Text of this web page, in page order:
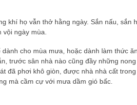
khí họ vẫn thở hằng ngày. Sắn nấu, sắn
ngày mùa.
cho mùa mưa, hoặc dành làm thức
trước sân nhà nào cũng đầy những
đã phơi khô giòn, được nhà nhà cất
mà cầm cự với mưa dầm gió bấc.